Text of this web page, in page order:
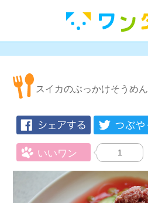
スイカのぶっかけそうめん
1